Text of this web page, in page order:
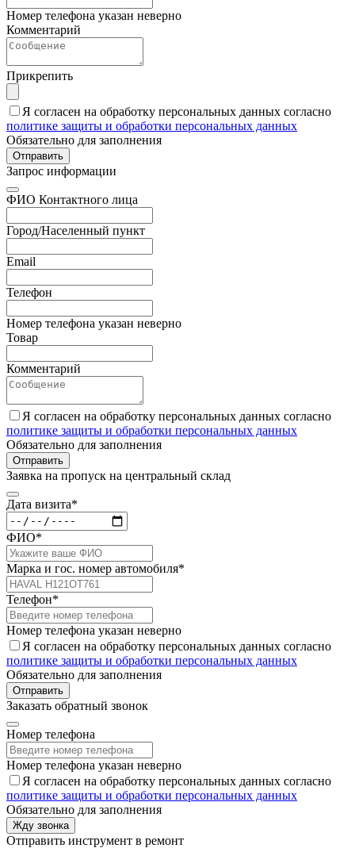
Номер телефона указан неверно
Комментарий
Прикрепить
Я согласен на обработку персональных данных согласно
политике защиты и обработки персональных данных
Обязательно для заполнения
Отправить
Запрос информации
ФИО Контактного лица
Город/Населенный пункт
Email
Телефон
Номер телефона указан неверно
Товар
Комментарий
Я согласен на обработку персональных данных согласно
политике защиты и обработки персональных данных
Обязательно для заполнения
Отправить
Заявка на пропуск на центральный склад
Дата визита*
ФИО*
Марка и гос. номер автомобиля*
Телефон*
Номер телефона указан неверно
Я согласен на обработку персональных данных согласно
политике защиты и обработки персональных данных
Обязательно для заполнения
Отправить
Заказать обратный звонок
Номер телефона
Номер телефона указан неверно
Я согласен на обработку персональных данных согласно
политике защиты и обработки персональных данных
Обязательно для заполнения
Жду звонка
Отправить инструмент в ремонт